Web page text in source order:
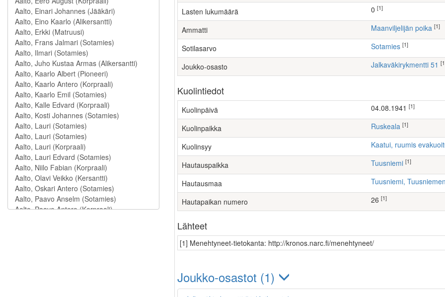
Lasten lukumäärä [1]
Ammatti maanviljelijän poika [1]
Sotilasarvo Sotamies [1]
Joukko-osasto Jalkaväkirykmentti 51
Kuolintiedot
Kuolinpäivä 04.08.1941 [1]
Kuolinpaikka Ruskeala [1]
Kuolinsyy Kaatui, ruumis
Hautauspaikka Tuusniemi [1]
Hautausmaa Tuusniemi,
Hautapaikan numero 26 [1]
Lähteet
[1] Menehtyneet-tietokanta: http://kronos.narc.fi/menehtyneet/
Joukko-osastot (1)